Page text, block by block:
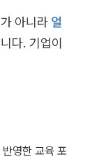
아니라 얼
다. 기업이
영한 교육 포